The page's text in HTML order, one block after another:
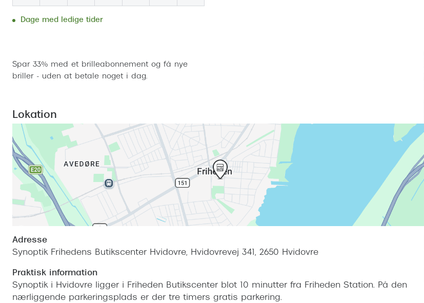
Dage med ledige tider
Spar 33% med et brilleabonnement og få nye
briller - uden at betale noget i dag.
Lokation
Adresse
Synoptik Frihedens Butikscenter Hvidovre, Hvidovrevej 341, 2650 Hvidovre
Praktisk information
Synoptik i Hvidovre ligger i Friheden Butikscenter blot 10 minutter fra Friheden Station. På den
nærliggende parkeringsplads er der tre timers gratis parkering.